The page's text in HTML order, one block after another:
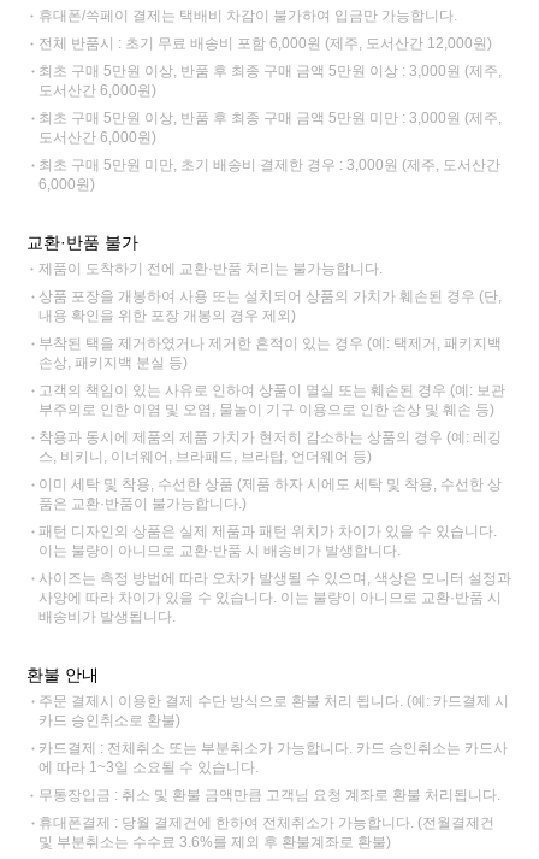
휴대폰/쓱페이 결제는 택배비 차감이 불가하여 입금만 가능합니다.
전체 반품시 : 초기 무료 배송비 포함 6,000원 (제주, 도서산간 12,000원)
최초 구매 5만원 이상, 반품 후 최종 구매 금액 5만원 이상 : 3,000원 (제주,
도서산간 6,000원)
최초 구매 5만원 이상, 반품 후 최종 구매 금액 5만원 미만 : 3,000원 (제주,
도서산간 6,000원)
최초 구매 5만원 미만, 초기 배송비 결제한 경우 : 3,000원 (제주, 도서산간
6,000원)
교환·반품 불가
제품이 도착하기 전에 교환·반품 처리는 불가능합니다.
상품 포장을 개봉하여 사용 또는 설치되어 상품의 가치가 훼손된 경우 (단,
내용 확인을 위한 포장 개봉의 경우 제외)
부착된 택을 제거하였거나 제거한 흔적이 있는 경우 (예: 택제거, 패키지백
손상, 패키지백 분실 등)
고객의 책임이 있는 사유로 인하여 상품이 멸실 또는 훼손된 경우 (예: 보관
부주의로 인한 이염 및 오염, 물놀이 기구 이용으로 인한 손상 및 훼손 등)
착용과 동시에 제품의 제품 가치가 현저히 감소하는 상품의 경우 (예: 레깅
스, 비키니, 이너웨어, 브라패드, 브라탑, 언더웨어 등)
이미 세탁 및 착용, 수선한 상품 (제품 하자 시에도 세탁 및 착용, 수선한 상
품은 교환·반품이 불가능합니다.)
패턴 디자인의 상품은 실제 제품과 패턴 위치가 차이가 있을 수 있습니다.
이는 불량이 아니므로 교환·반품 시 배송비가 발생합니다.
사이즈는 측정 방법에 따라 오차가 발생될 수 있으며, 색상은 모니터 설정과
사양에 따라 차이가 있을 수 있습니다. 이는 불량이 아니므로 교환·반품 시
배송비가 발생됩니다.
환불 안내
주문 결제시 이용한 결제 수단 방식으로 환불 처리 됩니다. (예: 카드결제 시
카드 승인취소로 환불)
카드결제 : 전체취소 또는 부분취소가 가능합니다. 카드 승인취소는 카드사
에 따라 1~3일 소요될 수 있습니다.
무통장입금 : 취소 및 환불 금액만큼 고객님 요청 계좌로 환불 처리됩니다.
휴대폰결제 : 당월 결제건에 한하여 전체취소가 가능합니다. (전월결제건
및 부분취소는 수수료 3.6%를 제외 후 환불계좌로 환불)